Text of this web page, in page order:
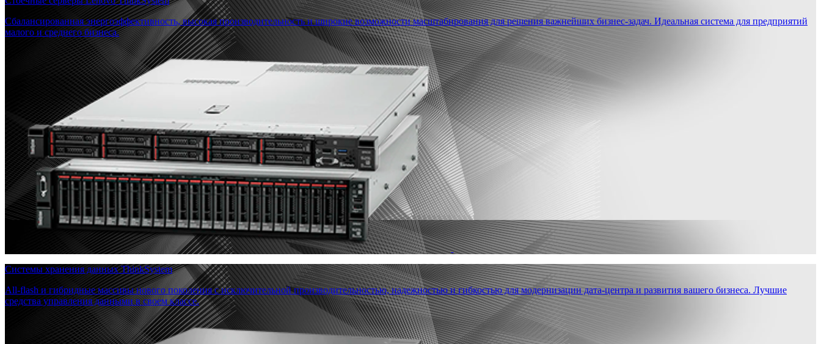
Сбалансированная энергоэффективность, высокая производительность и широкие возможности масштабирования для решения важнейших бизнес-задач. Идеальная система для предприятий
малого и среднего бизнеса.
Системы хранения данных ThinkSystem
All-flash и гибридные массивы нового поколения с исключительной производительностью, надежностью и гибкостью для модернизации дата-центра и развития вашего бизнеса. Лучшие
средства управления данными в своем классе.